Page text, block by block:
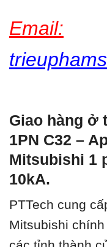
Email:
Giao hàng ở
1PN C32 –
Mitsubishi 1
10kA.
PTTech cung
Mitsubishi